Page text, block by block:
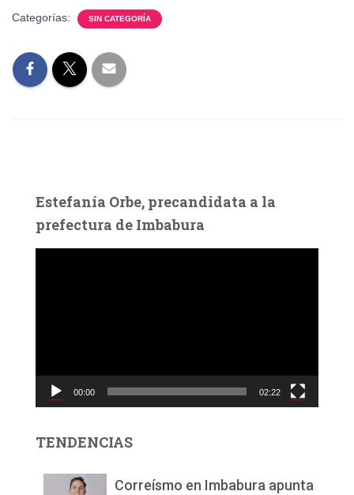
Categorías: SIN CATEGORÍA
Estefanía Orbe, precandidata a la
prefectura de Imbabura
c
d
00:00 02:22
TENDENCIAS
Correísmo en Imbabura apunta